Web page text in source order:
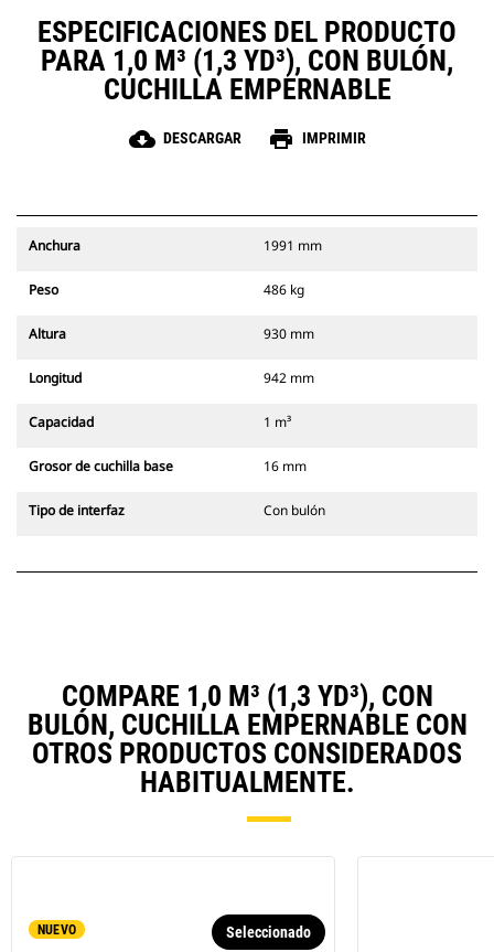
ESPECIFICACIONES DEL PRODUCTO
PARA 1,0 M³ (1,3 YD³), CON BULÓN,
CUCHILLA EMPERNABLE
cloud_download DESCARGAR print IMPRIMIR
Anchura 1991 mm
Peso 486 kg
Altura 930 mm
Longitud 942 mm
Capacidad 1 m³
Grosor de cuchilla base 16 mm
Tipo de interfaz Con bulón
COMPARE 1,0 M³ (1,3 YD³), CON
BULÓN, CUCHILLA EMPERNABLE CON
OTROS PRODUCTOS CONSIDERADOS
HABITUALMENTE.
NUEVO Seleccionado